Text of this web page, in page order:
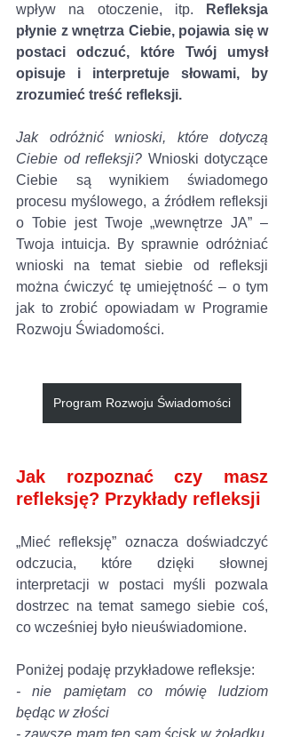
wpływ na otoczenie, itp.
Refleksja
płynie z wnętrza Ciebie, pojawia się w
postaci odczuć, które Twój umysł
opisuje i interpretuje słowami, by
zrozumieć treść refleksji.
Jak odróżnić wnioski, które dotyczą
Ciebie od refleksji? Wnioski dotyczące
Ciebie są wynikiem świadomego
procesu myślowego, a źródłem refleksji
o Tobie jest Twoje „wewnętrze JA” –
Twoja intuicja. By sprawnie odróżniać
wnioski na temat siebie od refleksji
można ćwiczyć tę umiejętność – o tym
jak to zrobić opowiadam w Programie
Rozwoju Świadomości.
Program Rozwoju Świadomości
Jak rozpoznać czy masz
refleksję? Przykłady refleksji
„Mieć refleksję” oznacza doświadczyć
odczucia, które dzięki słownej
interpretacji w postaci myśli pozwala
dostrzec na temat samego siebie coś,
co wcześniej było nieuświadomione.
Poniżej podaję przykładowe refleksje:
- nie pamiętam co mówię ludziom
będąc w złości
- zawsze mam ten sam ścisk w żołądku,